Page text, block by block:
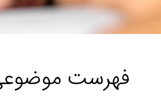
فهرست